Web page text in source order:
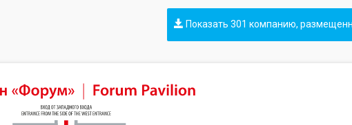
Показать 301 компанию,